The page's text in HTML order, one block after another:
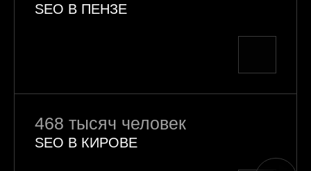
SEO В ПЕНЗЕ
468 тысяч человек
SEO В КИРОВЕ